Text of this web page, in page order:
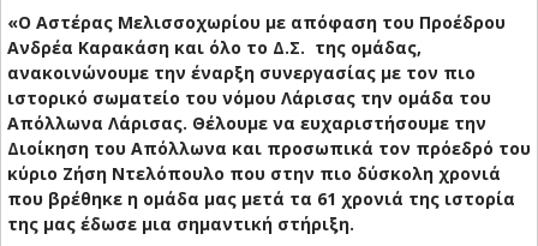
«O Αστέρας Μελισσοχωρίου με απόφαση του Προέδρου
Ανδρέα Καρακάση και όλο το Δ.Σ. της ομάδας,
ανακοινώνουμε την έναρξη συνεργασίας με τον πιο
ιστορικό σωματείο του νόμου Λάρισας την ομάδα του
Απόλλωνα Λάρισας. Θέλουμε να ευχαριστήσουμε την
Διοίκηση του Απόλλωνα και προσωπικά τον πρόεδρό του
κύριο Ζήση Ντελόπουλο που στην πιο δύσκολη χρονιά
που βρέθηκε η ομάδα μας μετά τα 61 χρονιά της ιστορία
της μας έδωσε μια σημαντική στήριξη.